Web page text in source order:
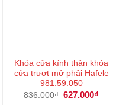
Khóa cửa kính thân khóa
cửa trượt mở phải Hafele
981.59.050
836.000₫ Giá
627.000₫